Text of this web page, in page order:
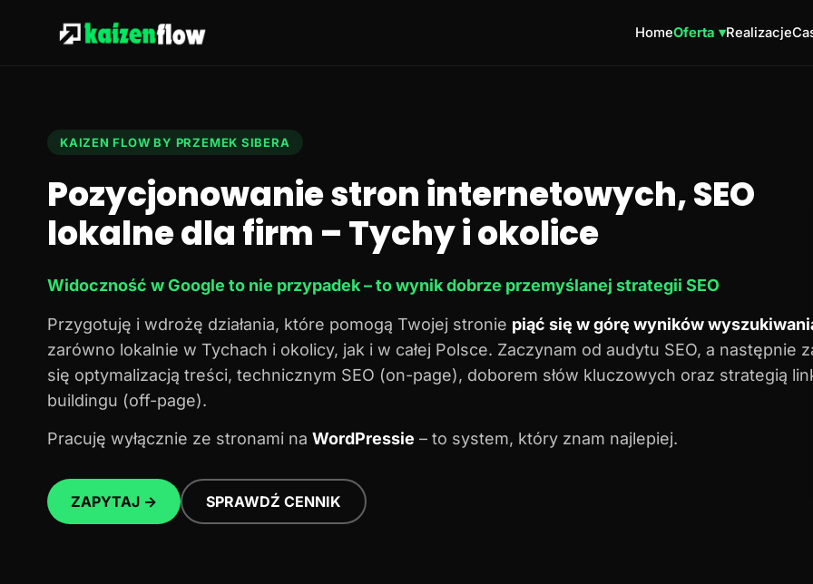
HomeOferta ▾Realizacje
KAIZEN FLOW BY PRZEMEK SIBERA
Pozycjonowanie stron internetowych, SEO
lokalne dla firm – Tychy i okolice
Widoczność w Google to nie przypadek – to wynik dobrze przemyślanej strategii SEO
Przygotuję i wdrożę działania, które pomogą Twojej stronie piąć się w górę wyników
zarówno lokalnie w Tychach i okolicy, jak i w całej Polsce. Zaczynam od audytu SEO, a następnie
się optymalizacją treści, technicznym SEO (on-page), doborem słów kluczowych oraz strategią
buildingu (off-page).
Pracuję wyłącznie ze stronami na WordPressie – to system, który znam najlepiej.
ZAPYTAJ → SPRAWDŹ CENNIK